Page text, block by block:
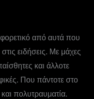
από αυτά που
ειδήσεις. Με μάχες
και άλλοτε
Που πάντοτε στο
πολυτραυματία.